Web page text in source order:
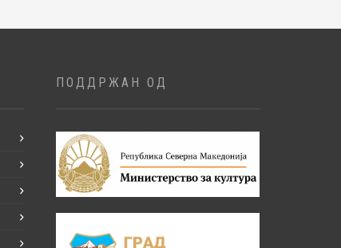
ПОДДРЖАН ОД